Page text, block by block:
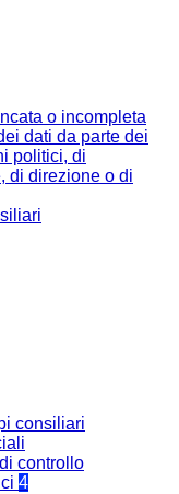
o incompleta
dati da parte dei
politici, di
di direzione o di
consiliari
controllo
4